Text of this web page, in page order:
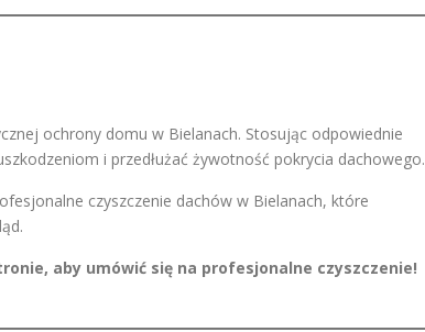
ochrony domu w Bielanach. Stosując odpowiednie
i przedłużać żywotność pokrycia dachowego.
czyszczenie dachów w Bielanach, które
aby umówić się na profesjonalne czyszczenie!